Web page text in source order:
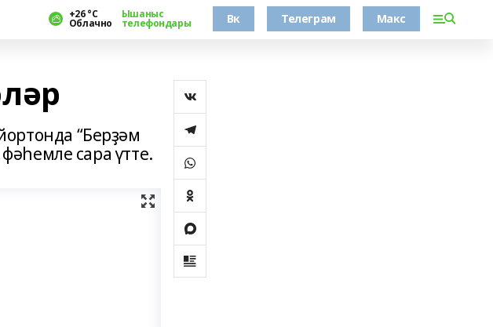
+26 °С
Облачно
Ышаныс
телефондары Вк Телеграм Макс
“Берҙәм
сара үтте.